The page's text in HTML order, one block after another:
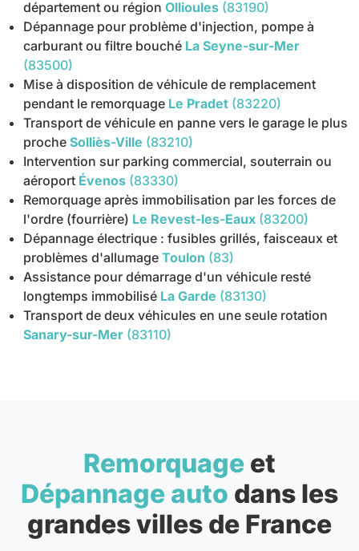
département ou région Ollioules (83190)
Dépannage pour problème d'injection, pompe à
carburant ou filtre bouché La Seyne-sur-Mer
(83500)
Mise à disposition de véhicule de remplacement
pendant le remorquage Le Pradet (83220)
Transport de véhicule en panne vers le garage le plus
proche Solliès-Ville (83210)
Intervention sur parking commercial, souterrain ou
aéroport Évenos (83330)
Remorquage après immobilisation par les forces de
l'ordre (fourrière) Le Revest-les-Eaux (83200)
Dépannage électrique : fusibles grillés, faisceaux et
problèmes d'allumage Toulon (83)
Assistance pour démarrage d'un véhicule resté
longtemps immobilisé La Garde (83130)
Transport de deux véhicules en une seule rotation
Sanary-sur-Mer (83110)
Remorquage et
Dépannage auto dans les
grandes villes de France